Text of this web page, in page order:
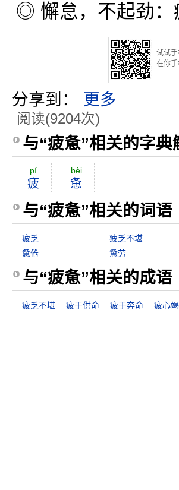
◎ 懈怠，不起劲：
试试手
在你
分享到： 更多
阅读(9204次)
与“疲惫”相关的字典
pí
疲
bèi
惫
与“疲惫”相关的词语
疲乏 疲乏不堪
惫倦
惫劳
与“疲惫”相关的成语
疲乏不堪 疲于供命 疲于奔命 疲心